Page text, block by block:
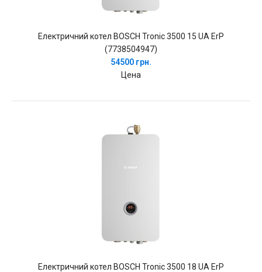
Електричний котел BOSCH Tronic 3500 15 UA ErP
(7738504947)
54500 грн.
Цена
Електричний котел BOSCH Tronic 3500 18 UA ErP